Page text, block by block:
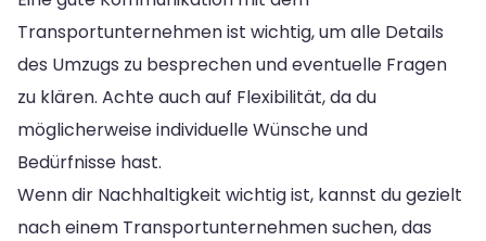
Transportunternehmen ist wichtig, um alle Details
des Umzugs zu besprechen und eventuelle Fragen
zu klären. Achte auch auf Flexibilität, da du
möglicherweise individuelle Wünsche und
Bedürfnisse hast.
Wenn dir Nachhaltigkeit wichtig ist, kannst du gezielt
nach einem Transportunternehmen suchen, das